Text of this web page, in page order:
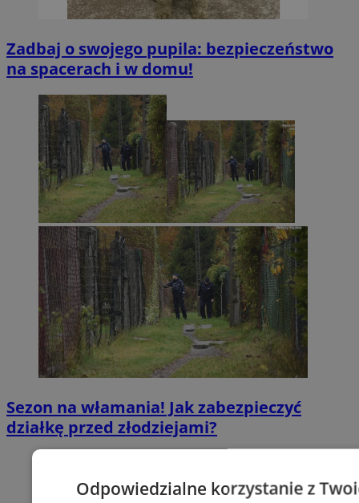
Zadbaj o swojego pupila: bezpieczeństwo
na spacerach i w domu!
Sezon na włamania! Jak zabezpieczyć
działkę przed złodziejami?
Odpowiedzialne korzystanie z